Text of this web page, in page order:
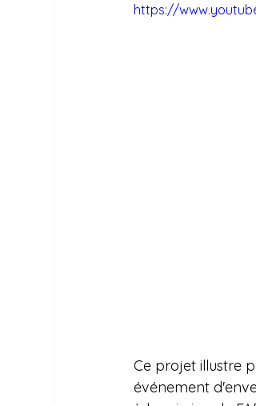
https://
Ce projet illustre
événement